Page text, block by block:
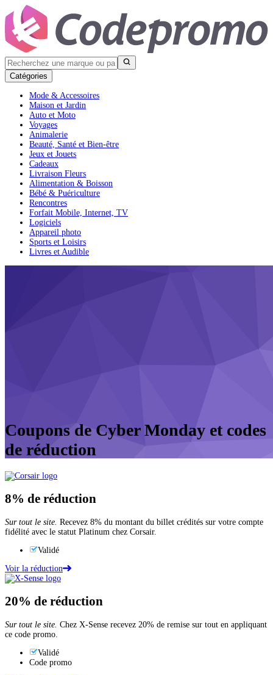
Catégories
Mode & Accessoires
Maison et Jardin
Auto et Moto
Voyages
Animalerie
Beauté, Santé et Bien-être
Jeux et Jouets
Cadeaux
Livraison Fleurs
Alimentation & Boisson
Bébé & Puériculture
Rencontres
Forfait Mobile, Internet, TV
Logiciels
Appareil photo
Sports et Loisirs
Livres et Audible
Coupons de Cyber Monday et codes
de réduction
8% de réduction
Sur tout le site. Recevez 8% du montant du billet crédités sur votre compte
fidélité avec le statut Platinum chez Corsair.
Validé
Voir la réduction
20% de réduction
Sur tout le site. Chez X-Sense recevez 20% de remise sur tout en appliquant
ce code promo.
Validé
Code promo